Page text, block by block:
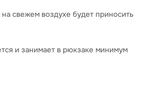
свежем воздухе будет приносить
и занимает в рюкзаке минимум